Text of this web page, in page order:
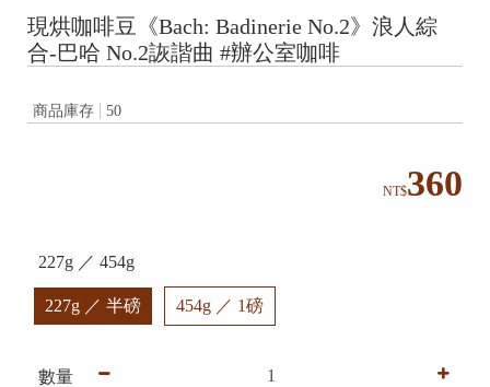
現烘咖啡豆《Bach: Badinerie No.2》浪人綜
合-巴哈 No.2詼諧曲 #辦公室咖啡
商品庫存 50
NT$360
227g ／ 454g
227g ／ 半磅 454g ／ 1磅
數量